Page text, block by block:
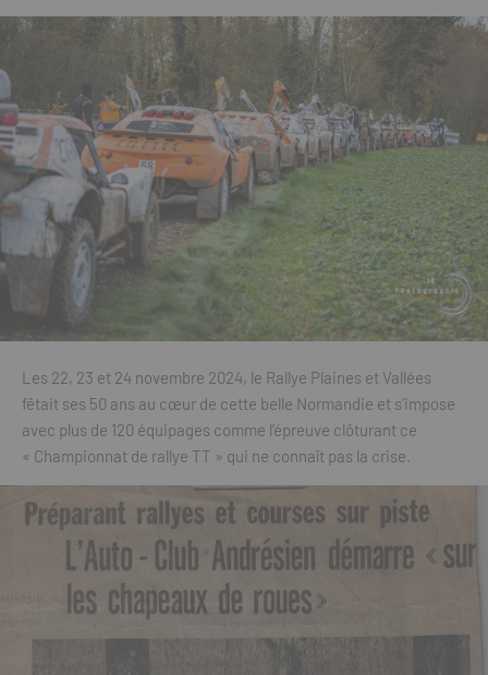
Les 22, 23 et 24 novembre 2024, le Rallye Plaines et Vallées
fêtait ses 50 ans au cœur de cette belle Normandie et s’impose
avec plus de 120 équipages comme l’épreuve clôturant ce
« Championnat de rallye TT » qui ne connaît pas la crise.